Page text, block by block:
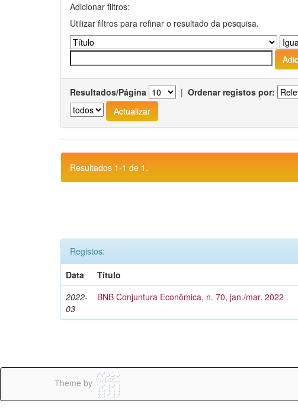
Adicionar filtros:
Utilizar filtros para refinar o resultado da pesquisa.
Resultados/Página | Ordenar registos por:
Resultados 1-1 de 1.
Registos:
Data
Título
2022-
03
BNB Conjuntura Econômica, n. 70, jan./mar. 2022
Theme by